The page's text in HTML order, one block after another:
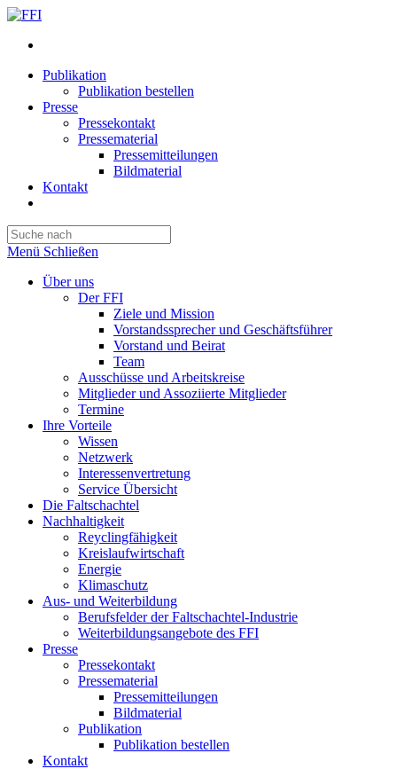
Publikation
Publikation bestellen
Presse
Pressekontakt
Pressematerial
Pressemitteilungen
Bildmaterial
Kontakt
umschalten
Escape
search
panel.
Menü Schließen
Über uns
Der FFI
Ziele und Mission
Vorstandssprecher und Geschäftsführer
Vorstand und Beirat
Team
Ausschüsse und Arbeitskreise
Mitglieder und Assoziierte Mitglieder
Termine
Ihre Vorteile
Wissen
Netzwerk
Interessenvertretung
Service Übersicht
Die Faltschachtel
Nachhaltigkeit
Reyclingfähigkeit
Kreislaufwirtschaft
Energie
Klimaschutz
Aus- und Weiterbildung
Berufsfelder der Faltschachtel-Industrie
Weiterbildungsangebote des FFI
Presse
Pressekontakt
Pressematerial
Pressemitteilungen
Bildmaterial
Publikation
Publikation bestellen
Kontakt